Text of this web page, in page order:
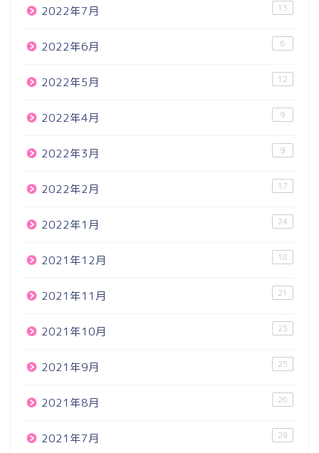
2022年7月 13
2022年6月 6
2022年5月 12
2022年4月 9
2022年3月 9
2022年2月 17
2022年1月 24
2021年12月 18
2021年11月 21
2021年10月 23
2021年9月 25
2021年8月 26
2021年7月 29